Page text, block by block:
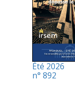
Été 2026
n° 892